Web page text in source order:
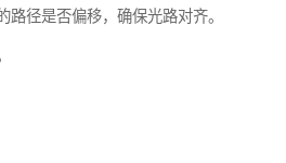
径是否偏移，确保光路对齐。